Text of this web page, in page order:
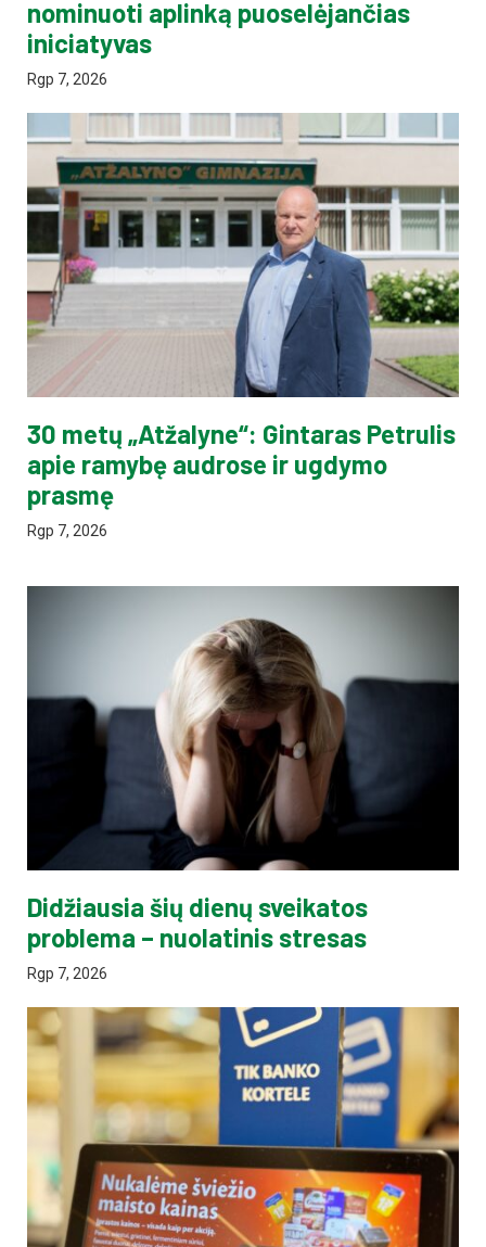
nominuoti aplinką puoselėjančias
iniciatyvas
Rgp 7, 2026
30 metų „Atžalyne“: Gintaras Petrulis
apie ramybę audrose ir ugdymo
prasmę
Rgp 7, 2026
Didžiausia šių dienų sveikatos
problema – nuolatinis stresas
Rgp 7, 2026